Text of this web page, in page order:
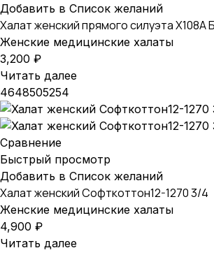
Добавить в Список желаний
Халат женский прямого силуэта X108А
Женские медицинские халаты
3,200 ₽
Читать далее
4648505254
Сравнение
Быстрый просмотр
Добавить в Список желаний
Халат женский Софткоттон12-1270 3/4
Женские медицинские халаты
4,900 ₽
Читать далее